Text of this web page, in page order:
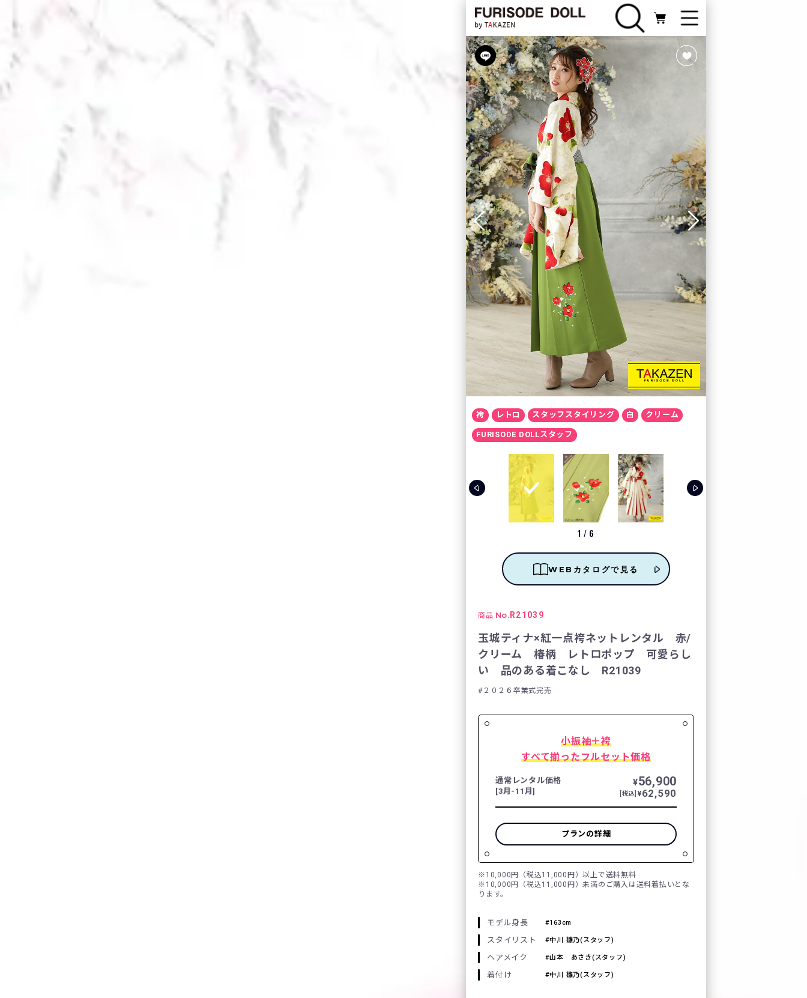
袴 レトロ スタッフスタイリング 白 クリーム
FURISODE DOLLスタッフ
1 / 6
WEBカタログで見る
商品 No. R21039
玉城ティナ×紅一点袴ネットレンタル 赤/
クリーム 椿柄 レトロポップ 可愛らし
い 品のある着こなし R21039
２０２６卒業式完売
小振袖＋袴
すべて揃ったフルセット価格
通常レンタル価格
[3月-11月]
¥56,900
[税込] ¥62,590
プランの詳細
※10,000円（税込11,000円）以上で送料無料
※10,000円（税込11,000円）未満のご購入は送料着払いとな
ります。
モデル身長 163cm
スタイリスト 中川 雛乃(スタッフ)
ヘアメイク 山本 あさき(スタッフ)
着付け 中川 雛乃(スタッフ)